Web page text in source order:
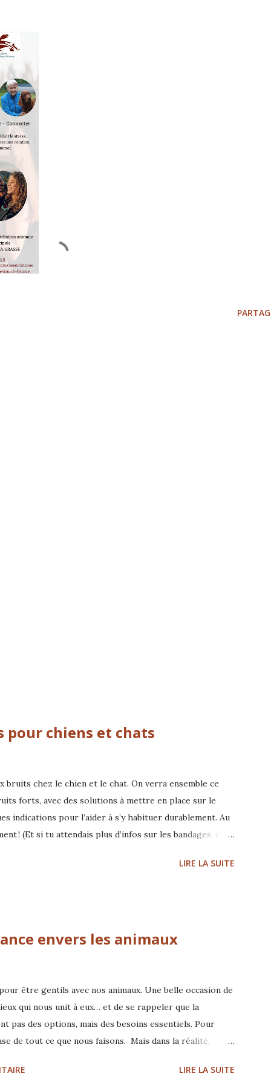
pour chiens et chats
bruits chez le chien et le chat. On verra ensemble ce
forts, avec des solutions à mettre en place sur le
indications pour l’aider à s’y habituer durablement. Au
! (Et si tu attendais plus d’infos sur les bandages, c’est
Filaferro - comportementaliste et praticienneLIRE LA SUITE
envers les animaux
être gentils avec nos animaux. Une belle occasion de
qui nous unit à eux… et de se rappeler que la
pas des options, mais des besoins essentiels. Pour
de tout ce que nous faisons. Mais dans la réalité,
Être gentil avec un animal, ce n’est pasLIRE LA SUITE